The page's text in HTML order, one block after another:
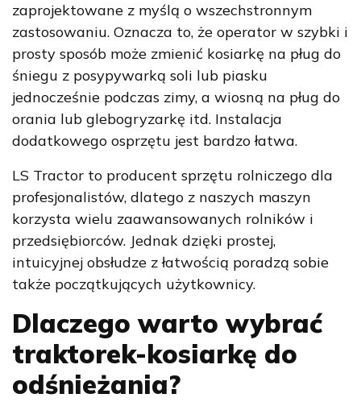
zaprojektowane z myślą o wszechstronnym
zastosowaniu. Oznacza to, że operator w szybki i
prosty sposób może zmienić kosiarkę na pług do
śniegu z posypywarką soli lub piasku
jednocześnie podczas zimy, a wiosną na pług do
orania lub glebogryzarkę itd. Instalacja
dodatkowego osprzętu jest bardzo łatwa.
LS Tractor to producent sprzętu rolniczego dla
profesjonalistów, dlatego z naszych maszyn
korzysta wielu zaawansowanych rolników i
przedsiębiorców. Jednak dzięki prostej,
intuicyjnej obsłudze z łatwością poradzą sobie
także początkujących użytkownicy.
Dlaczego warto wybrać
traktorek-kosiarkę do
odśnieżania?